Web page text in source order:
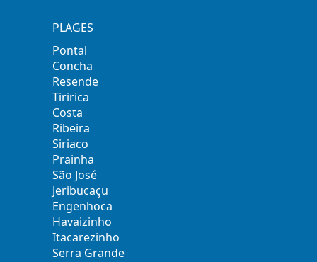
PLAGES
Pontal
Concha
Resende
Tiririca
Costa
Ribeira
Siriaco
Prainha
São José
Jeribucaçu
Engenhoca
Havaizinho
Itacarezinho
Serra Grande